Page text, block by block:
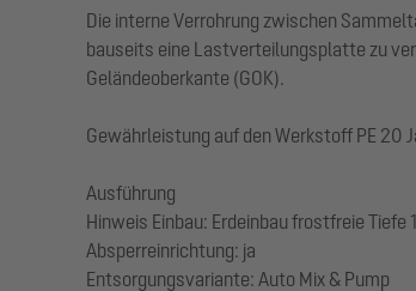
Die interne Verrohrung zwischen
bauseits eine Lastverteilungsplatte zu
Geländeoberkante (GOK).
Gewährleistung auf den Werkstoff PE 20
Ausführung
Hinweis Einbau: Erdeinbau frostfreie Tiefe
Absperreinrichtung: ja
Entsorgungsvariante: Auto Mix & Pump